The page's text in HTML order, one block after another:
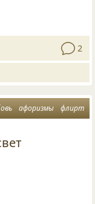
2
афоризмы флирт